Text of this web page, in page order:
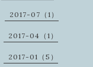
2017-07（1）
2017-04（1）
2017-01（5）